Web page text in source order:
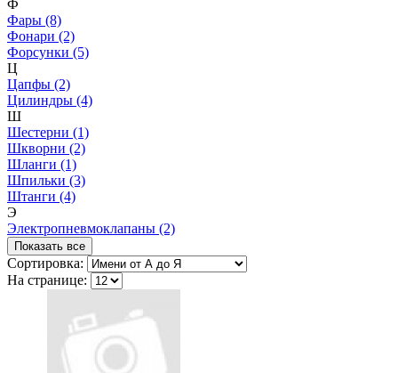
Ф
Фары (8)
Фонари (2)
Форсунки (5)
Ц
Цапфы (2)
Цилиндры (4)
Ш
Шестерни (1)
Шкворни (2)
Шланги (1)
Шпильки (3)
Штанги (4)
Э
Электропневмоклапаны (2)
Показать все
Сортировка:
На странице: